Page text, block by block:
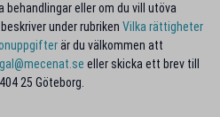
behandlingar eller om du vill utöva
under rubriken Vilka rättigheter
är du välkommen att
eller skicka ett brev till
25 Göteborg.